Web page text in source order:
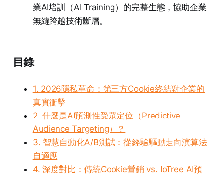
業AI培訓（AI Training）的完整生態，協助企業
無縫跨越技術斷層。
目錄
1. 2026隱私革命：第三方Cookie終結對企業的
真實衝擊
2. 什麼是AI預測性受眾定位（Predictive
Audience Targeting）？
3. 智慧自動化A/B測試：從經驗驅動走向演算法
自適應
4. 深度對比：傳統Cookie營銷 vs. IoTree AI預